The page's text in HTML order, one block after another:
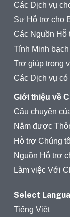
Các Dịch vụ
Sự Hỗ trợ cho
Các Nguồn Hỗ
Tính Minh
Trợ giúp trong
Các Dịch vụ có
Giới thiệu về
Câu chuyện
Nắm được
Hỗ trợ Chúng
Nguồn Hỗ trợ
Làm việc Với
Select
Tiếng Việt